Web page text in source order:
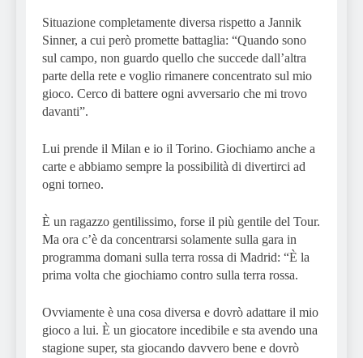
Situazione completamente diversa rispetto a Jannik
Sinner, a cui però promette battaglia: “Quando sono
sul campo, non guardo quello che succede dall’altra
parte della rete e voglio rimanere concentrato sul mio
gioco. Cerco di battere ogni avversario che mi trovo
davanti”.
Lui prende il Milan e io il Torino. Giochiamo anche a
carte e abbiamo sempre la possibilità di divertirci ad
ogni torneo.
È un ragazzo gentilissimo, forse il più gentile del Tour.
Ma ora c’è da concentrarsi solamente sulla gara in
programma domani sulla terra rossa di Madrid: “È la
prima volta che giochiamo contro sulla terra rossa.
Ovviamente è una cosa diversa e dovrò adattare il mio
gioco a lui. È un giocatore incedibile e sta avendo una
stagione super, sta giocando davvero bene e dovrò